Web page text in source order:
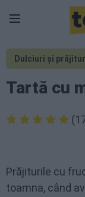
Dulciuri și
Tartă cu
Prăjiturile cu
toamna, când